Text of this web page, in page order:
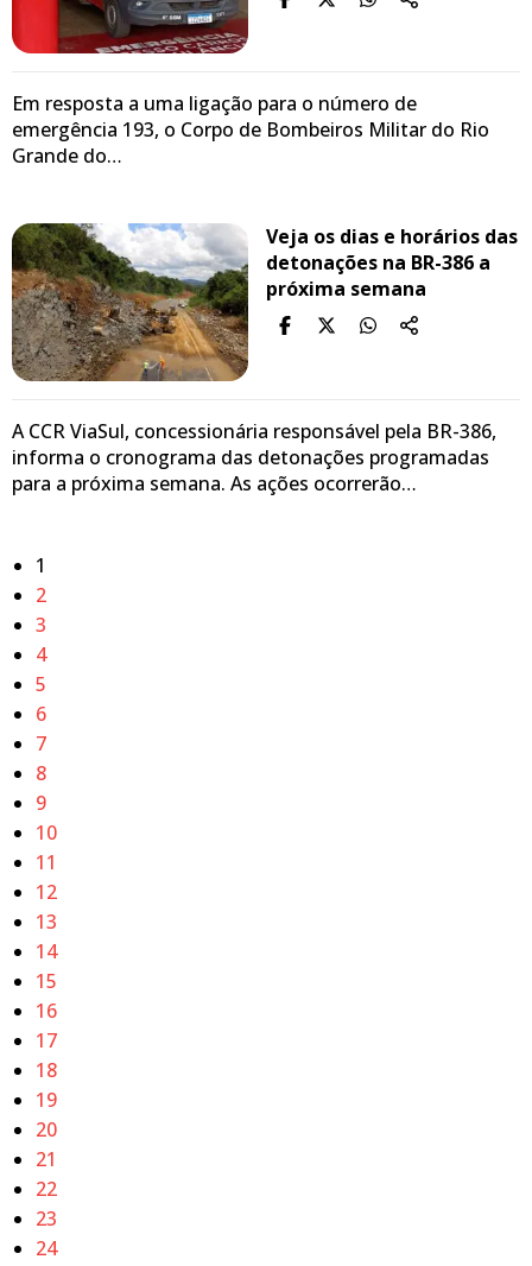
Em resposta a uma ligação para o número de
emergência 193, o Corpo de Bombeiros Militar do Rio
Grande do…
Veja os dias e horários das
detonações na BR-386 a
próxima semana
A CCR ViaSul, concessionária responsável pela BR-386,
informa o cronograma das detonações programadas
para a próxima semana. As ações ocorrerão…
1
2
3
4
5
6
7
8
9
10
11
12
13
14
15
16
17
18
19
20
21
22
23
24